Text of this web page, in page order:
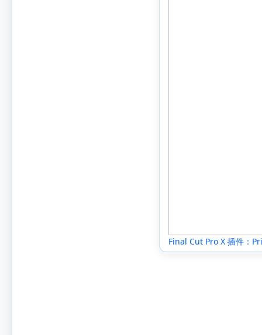
Final Cut Pro X 插件：